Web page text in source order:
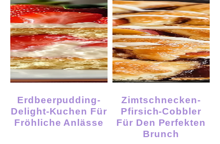
Erdbeerpudding-
Delight-Kuchen Für
Fröhliche Anlässe
Zimtschnecken-
Pfirsich-Cobbler
Für Den Perfekten
Brunch